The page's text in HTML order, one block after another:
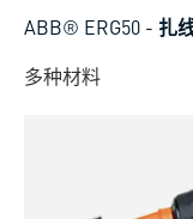
ABB® ERG50 - 扎
多种材料